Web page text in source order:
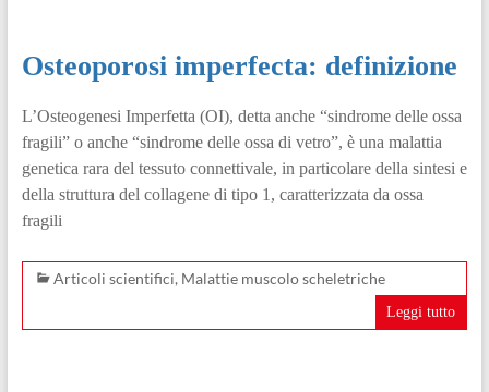
Osteoporosi imperfecta: definizione
L’Osteogenesi Imperfetta (OI), detta anche “sindrome delle ossa
fragili” o anche “sindrome delle ossa di vetro”, è una malattia
genetica rara del tessuto connettivale, in particolare della sintesi e
della struttura del collagene di tipo 1, caratterizzata da ossa
fragili
Articoli scientifici, Malattie muscolo scheletriche
Leggi tutto